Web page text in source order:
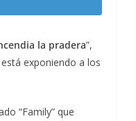
la pradera”,
exponiendo a los
“Family” que